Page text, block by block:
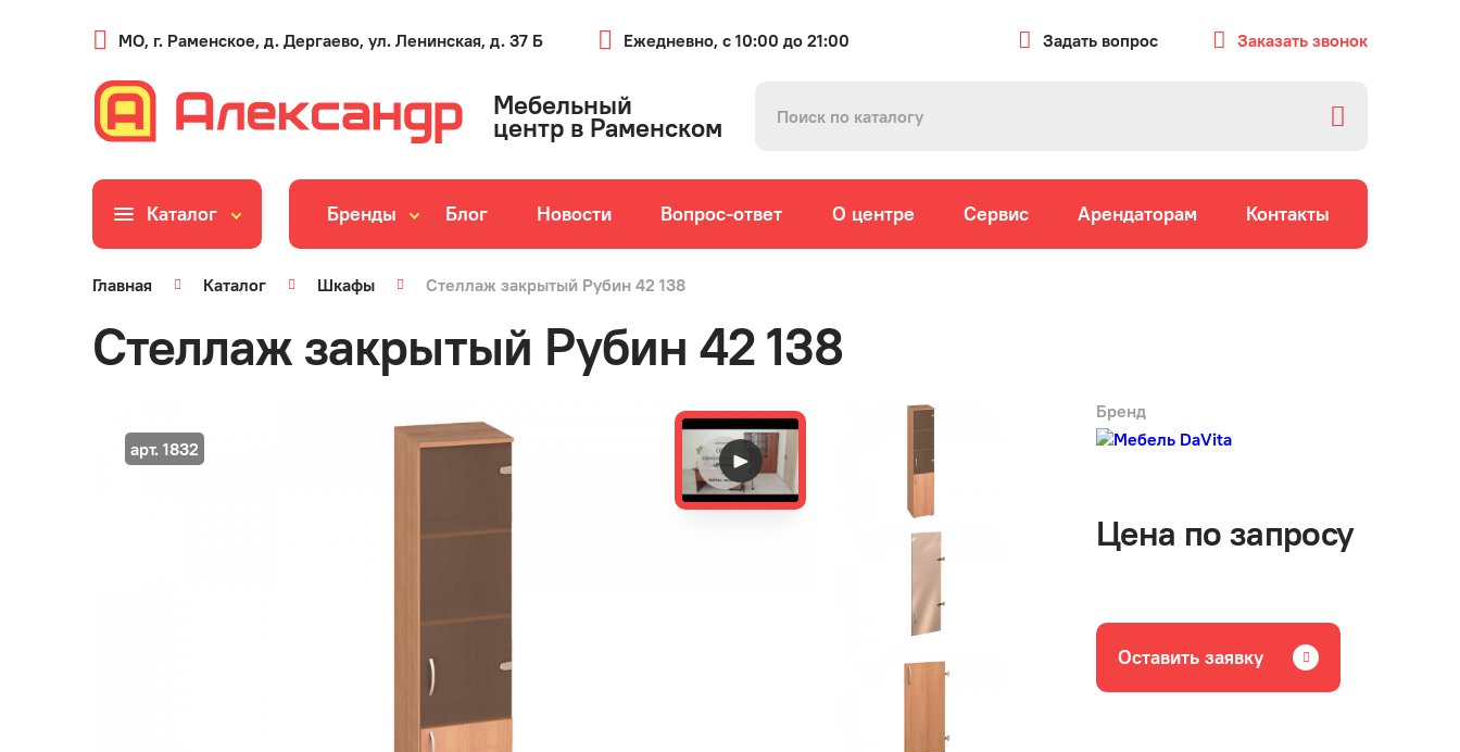
МО, г. Раменское, д. Дергаево, ул. Ленинская, д. 37 Б Ежедневно, с 10:00 до 21:00 Задать вопрос Заказать звонок
Мебельный
центр в Раменском
Каталог Бренды Блог Новости Вопрос-ответ О центре Сервис Арендаторам Контакты
Главная Каталог Шкафы Стеллаж закрытый Рубин 42 138
Стеллаж закрытый Рубин 42 138
арт. 1832
Бренд
Цена по запросу
Оставить заявку